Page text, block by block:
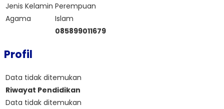
Jenis Kelamin Perempuan
Agama
Islam
085899011679
Profil
Data tidak ditemukan
Riwayat Pendidikan
Data tidak ditemukan